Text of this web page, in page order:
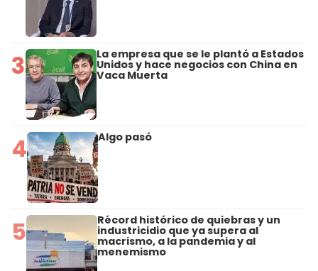
3 La empresa que se le plantó a Estados
Unidos y hace negocios con China en
Vaca Muerta
4 Algo pasó
5 Récord histórico de quiebras y un
industricidio que ya supera al
macrismo, a la pandemia y al
menemismo